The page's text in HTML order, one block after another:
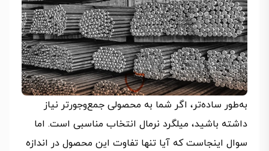
به‌طور ساده‌تر، اگر شما به محصولی جمع‌وجورتر نیاز
داشته باشید، میلگرد نرمال انتخاب مناسبی است. اما
سوال اینجاست که آیا تنها تفاوت این محصول در اندازه